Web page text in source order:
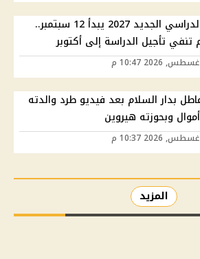
العام الدراسي الجديد 2027 يبدأ 12 سبتمبر..
تنفي تأجيل الدراسة إلى أكتوبر
بدار السلام بعد فيديو طرد والدته
وبحوزته هيروين
المزيد